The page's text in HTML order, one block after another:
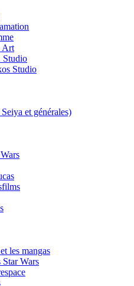
Art
Studio
Studio
et générales)
les mangas
Star Wars